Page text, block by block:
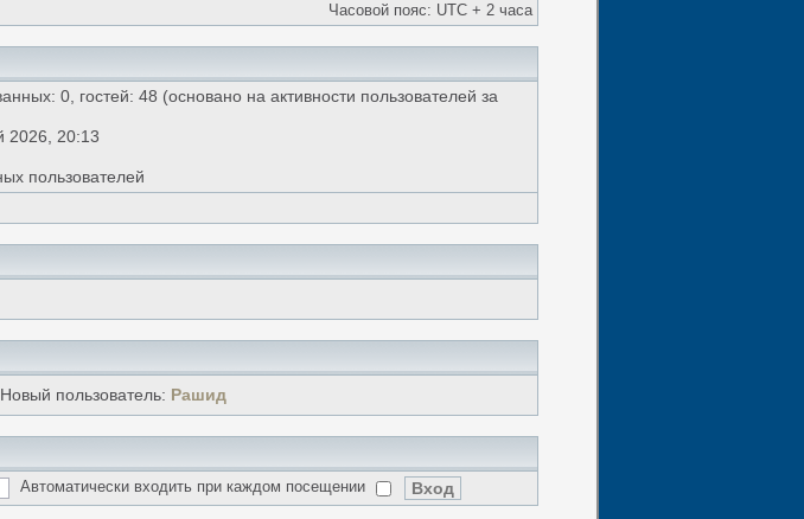
Часовой пояс: UTC + 2 часа
0, гостей: 48 (основано на активности пользователей за
2026, 20:13
пользователей
пользователь: Рашид
Автоматически входить при каждом посещении